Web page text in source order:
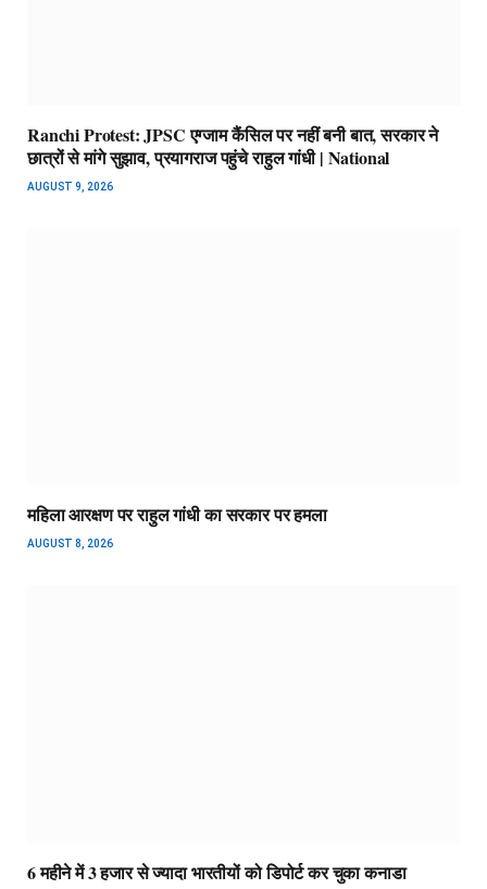
Ranchi Protest: JPSC एग्जाम कैंसिल पर नहीं बनी बात, सरकार ने
छात्रों से मांगे सुझाव, प्रयागराज पहुंचे राहुल गांधी | National
AUGUST 9, 2026
महिला आरक्षण पर राहुल गांधी का सरकार पर हमला
AUGUST 8, 2026
6 महीने में 3 हजार से ज्यादा भारतीयों को डिपोर्ट कर चुका कनाडा